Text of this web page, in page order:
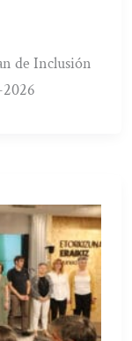
de Inclusión